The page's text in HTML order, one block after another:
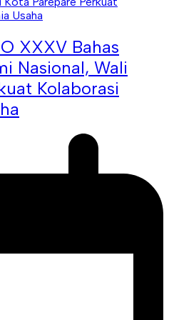
XXXV Bahas
Nasional, Wali
Kolaborasi